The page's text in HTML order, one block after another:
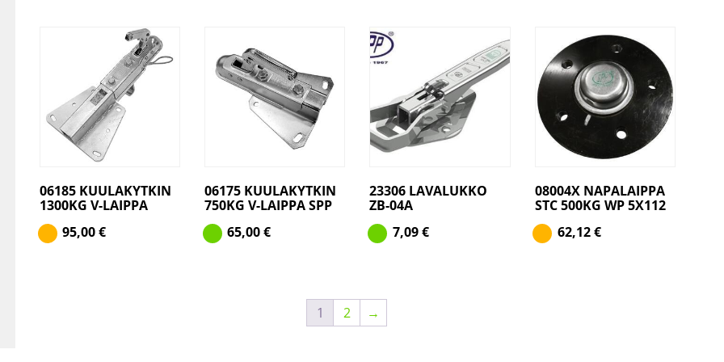
06185 KUULAKYTKIN
1300KG V-LAIPPA
95,00€
06175 KUULAKYTKIN
750KG V-LAIPPA SPP
65,00€
23306 LAVALUKKO
ZB-04A
7,09€
08004X NAPALAIPPA
STC 500KG WP 5X112
62,12€
1 2 →